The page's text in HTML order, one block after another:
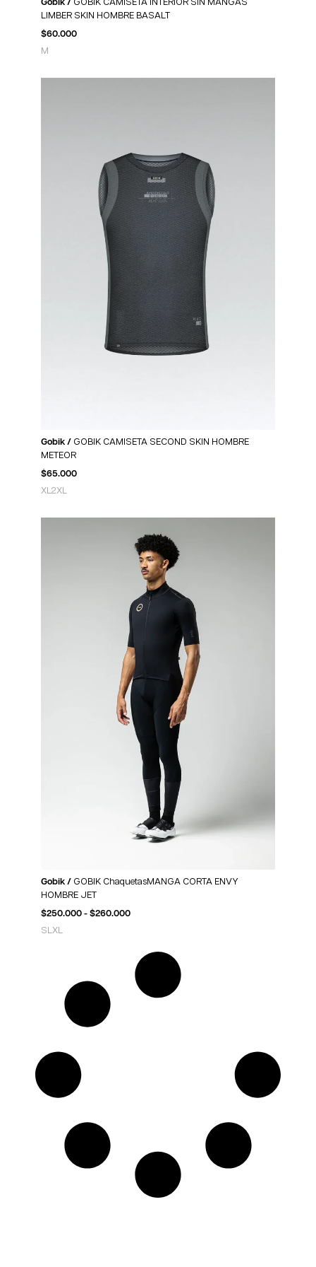
Gobik / GOBIK CAMISETA INTERIOR SIN MANGAS
LIMBER SKIN HOMBRE BASALT
$60.000
M
Gobik / GOBIK CAMISETA SECOND SKIN HOMBRE
METEOR
$65.000
XL2XL
Gobik / GOBIK ChaquetasMANGA CORTA ENVY
HOMBRE JET
$250.000 - $260.000
S LXL